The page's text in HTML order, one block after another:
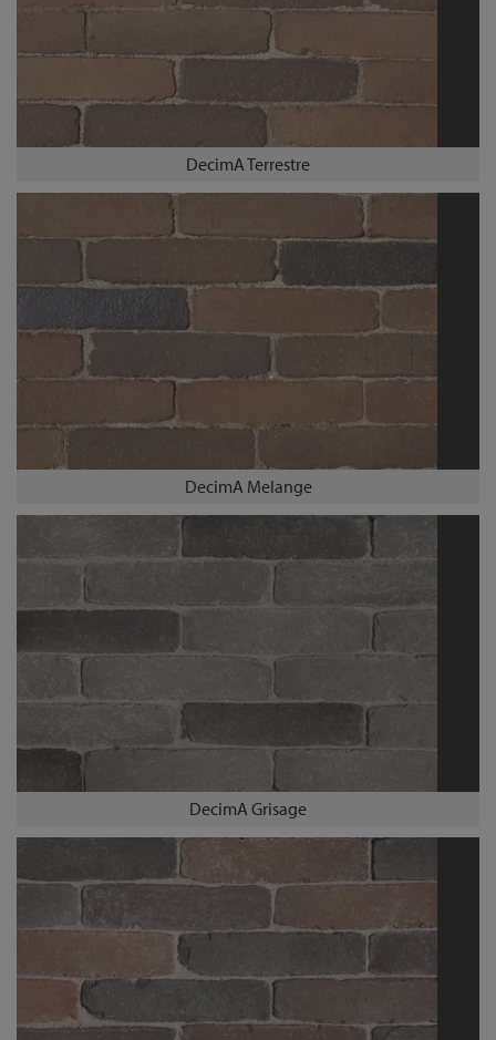
DecimA Terrestre
DecimA Melange
DecimA Grisage